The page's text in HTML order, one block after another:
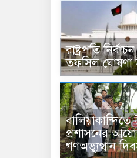
রাষ্ট্রপতি
তফসিল ঘোষণা
প্রশাসনের
গণঅভ্যুত্থান